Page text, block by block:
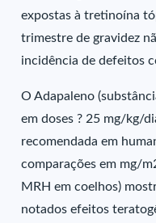
expostas à tretinoína
trimestre de gravidez
incidência de defeitos
O Adapaleno
em doses ? 25 mg/kg/
recomendada em
comparações em mg/
MRH em coelhos)
notados efeitos